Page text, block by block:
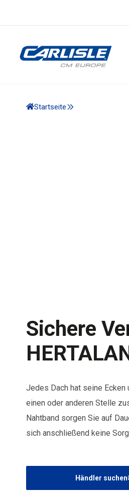
Startseite
Sichere
Jedes Dach hat seine Ecken
einen oder anderen Stelle
Nahtband sorgen Sie auf
sich anschließend keine
Händler suchen